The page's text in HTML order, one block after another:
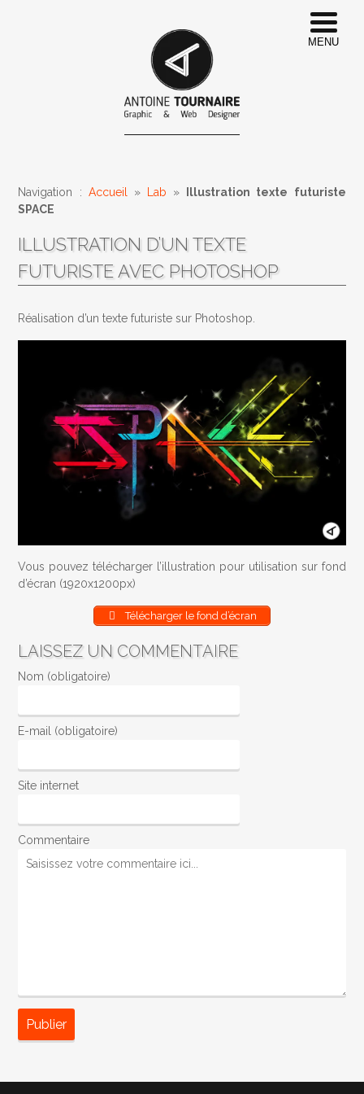
Navigation : Accueil » Lab »
Illustration texte futuriste
SPACE
ILLUSTRATION D’UN TEXTE
FUTURISTE AVEC PHOTOSHOP
Réalisation d’un texte futuriste sur Photoshop.
Vous pouvez télécharger l’illustration pour utilisation sur fond
d’écran (1920x1200px)
Télécharger le fond d’écran
LAISSEZ UN COMMENTAIRE
Nom (obligatoire)
E-mail (obligatoire)
Site internet
Commentaire
MENU